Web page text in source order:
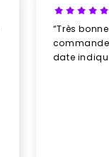
“Très
date